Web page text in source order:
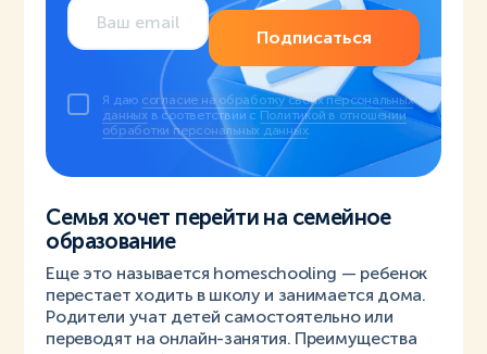
Подписаться
Я даю согласие на обработку своих персональных
данных в соответствии с Политикой в отношении
обработки персональных данных.
Семья хочет перейти на семейное
образование
Еще это называется homeschooling — ребенок
перестает ходить в школу и занимается дома.
Родители учат детей самостоятельно или
переводят на онлайн-занятия. Преимущества